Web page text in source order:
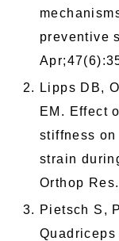
preventive
Lipps DB,
EM. Effect
stiffness
strain
Orthop
Pietsch S,